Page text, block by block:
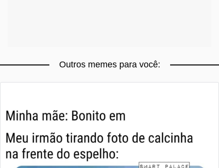
Outros memes para você: